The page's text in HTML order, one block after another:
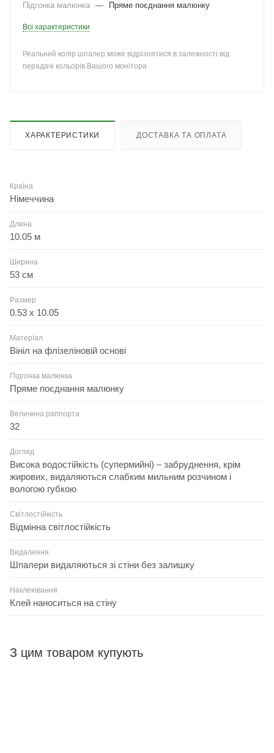
Підгонка малюнка — Пряме поєднання малюнку
Всі характеристики
Реальний колір шпалер може відрізнятися в залежності від
перадачі кольорів Вашого монітора
ХАРАКТЕРИСТИКИ ДОСТАВКА ТА ОПЛАТА
Країна
Німеччина
Длина
10.05 м
Ширина
53 см
Размер
0.53 x 10.05
Матеріал
Вініл на флізеліновій основі
Підгонка малюнка
Пряме поєднання малюнку
Величина раппорта
32
Догляд
Висока водостійкість (супермийні) – забруднення, крім
жирових, видаляються слабким мильним розчином і
вологою губкою
Світлостійкість
Відмінна світлостійкість
Видалення
Шпалери видаляються зі стіни без залишку
Наклеювання
Клей наноситься на стіну
З цим товаром купують